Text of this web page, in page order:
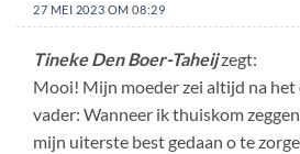
27 MEI 2023 OM 08:29
Tineke Den Boer-Taheijzegt:
Mooi! Mijn moeder zei altijd na
vader: Wanneer ik thuiskom
mijn uiterste best gedaan o te